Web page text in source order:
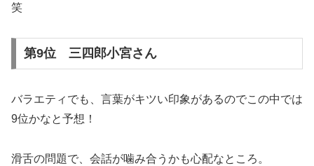
笑
第9位 三四郎小宮さん
バラエティでも、言葉がキツい印象があるのでこの中では
9位かなと予想！
滑舌の問題で、会話が噛み合うかも心配なところ。